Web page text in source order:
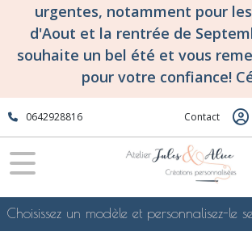
urgentes, notamment pour
d'Aout et la rentrée de
souhaite un bel été et vous
pour votre confiance!
0642928816 Contact